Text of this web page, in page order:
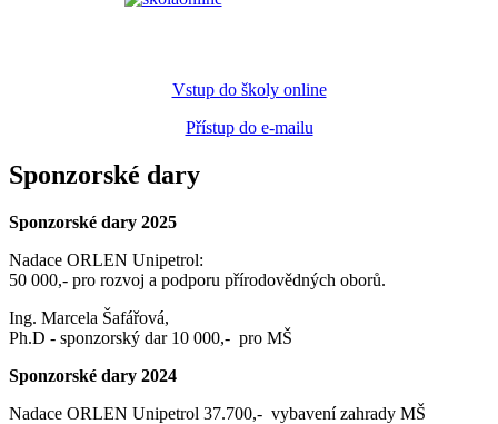
Vstup do školy online
Přístup do e-mailu
Sponzorské dary
Sponzorské dary 2025
Nadace ORLEN Unipetrol:
50 000,- pro rozvoj a podporu přírodovědných oborů.
Ing. Marcela Šafářová,
Ph.D - sponzorský dar 10 000,- pro MŠ
Sponzorské dary 2024
Nadace ORLEN Unipetrol 37.700,- vybavení zahrady MŠ